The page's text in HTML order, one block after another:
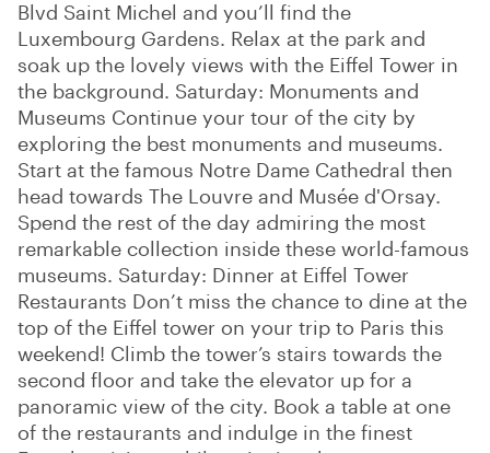
Blvd Saint Michel and you’ll find the
Luxembourg Gardens. Relax at the park and
soak up the lovely views with the Eiffel Tower in
the background. Saturday: Monuments and
Museums Continue your tour of the city by
exploring the best monuments and museums.
Start at the famous Notre Dame Cathedral then
head towards The Louvre and Musée d'Orsay.
Spend the rest of the day admiring the most
remarkable collection inside these world-famous
museums. Saturday: Dinner at Eiffel Tower
Restaurants Don’t miss the chance to dine at the
top of the Eiffel tower on your trip to Paris this
weekend! Climb the tower’s stairs towards the
second floor and take the elevator up for a
panoramic view of the city. Book a table at one
of the restaurants and indulge in the finest